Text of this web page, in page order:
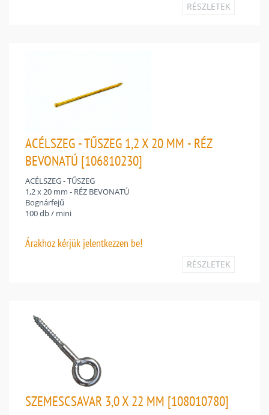
RÉSZLETEK
ACÉLSZEG - TŰSZEG 1,2 X 20 MM - RÉZ
BEVONATÚ [106810230]
ACÉLSZEG - TŰSZEG
1,2 x 20 mm - RÉZ BEVONATÚ
Bognárfejű
100 db / mini
Árakhoz kérjük jelentkezzen be!
RÉSZLETEK
SZEMESCSAVAR 3,0 X 22 MM [108010780]